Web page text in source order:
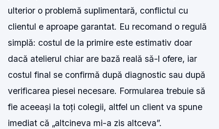
ulterior o problemă suplimentară, conflictul cu
clientul e aproape garantat. Eu recomand o regulă
simplă: costul de la primire este estimativ doar
dacă atelierul chiar are bază reală să-l ofere, iar
costul final se confirmă după diagnostic sau după
verificarea piesei necesare. Formularea trebuie să
fie aceeași la toți colegii, altfel un client va spune
imediat că „altcineva mi-a zis altceva”.